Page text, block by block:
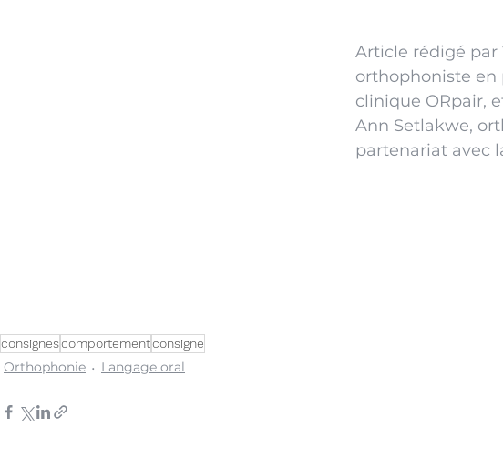
Article rédigé par
orthophoniste en
clinique ORpair,
Ann Setlakwe,
partenariat avec
consignescomportementconsigne
Orthophonie Langage oral